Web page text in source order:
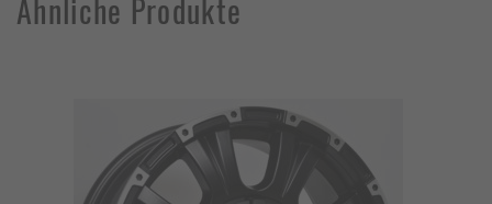
Ähnliche Produkte